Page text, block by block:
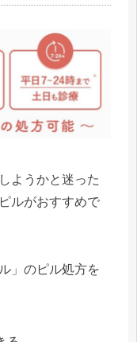
ようかと迷った
ルがおすすめで
」のピル処方を